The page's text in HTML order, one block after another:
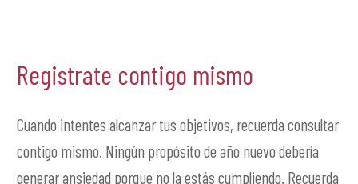
Registrate contigo mismo
Cuando intentes alcanzar tus objetivos, recuerda consultar
contigo mismo. Ningún propósito de año nuevo debería
generar ansiedad porque no la estás cumpliendo. Recuerda